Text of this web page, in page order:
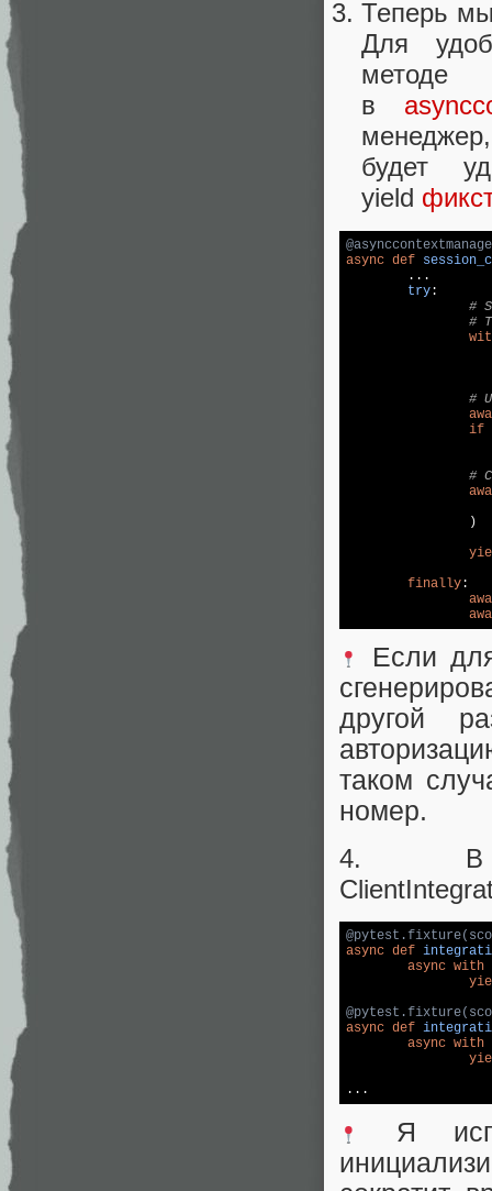
Теперь
Для
в
будет
yield
async def
try:
#
#
#
if
#
finally:
Если
другой
таком
номер.
4. В
async def
async with
async def
async with
Я